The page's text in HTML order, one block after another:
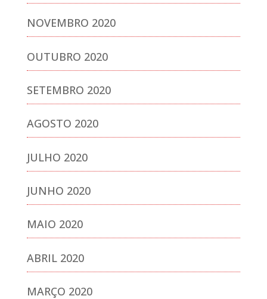
NOVEMBRO 2020
OUTUBRO 2020
SETEMBRO 2020
AGOSTO 2020
JULHO 2020
JUNHO 2020
MAIO 2020
ABRIL 2020
MARÇO 2020